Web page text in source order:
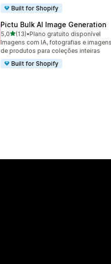
Built for Shopify
Pictu Bulk AI Image Generation
5,0de 5 estrelas
(13)
13 avaliações ao todo
•Plano gratuito disponível
Imagens com IA, fotografias e imagens
de produtos para coleções inteiras
Built for Shopify